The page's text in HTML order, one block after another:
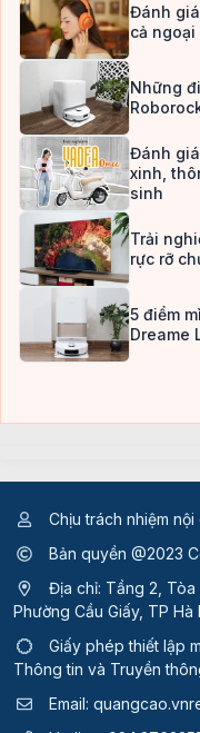
Đánh
cả
Những
Đánh giá
xinh,
sinh
Trải
rực rỡ
5 điểm
Dreame
Chịu trách nhiệm nội
Bản quyền @2023
Địa chỉ: Tầng 2, Tòa
Phường Cầu Giấy, TP Hà
Giấy phép thiết lập
Thông tin và Truyền
Email: